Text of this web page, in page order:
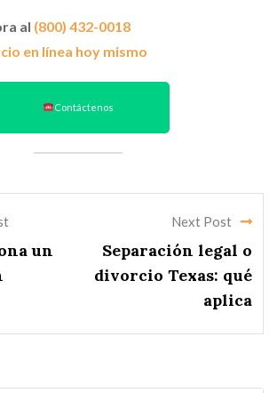
al (800) 432-0018
en línea hoy mismo
Contáctenos
un
Next Post
Separación legal o
divorcio Texas: qué
aplica